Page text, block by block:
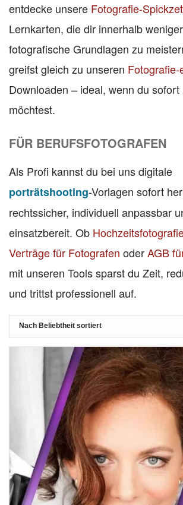
entdecke unsere Fotografie-
Lernkarten, die dir innerhalb
fotografische Grundlagen zu
greifst gleich zu unseren
Downloaden – ideal, wenn du sofort
möchtest.
FÜR BERUFSFOTOGRAFEN
Als Profi kannst du bei uns digitale
porträtshooting-Vorlagen sofort
rechtssicher, individuell anpassbar
einsatzbereit. Ob
Verträge für Fotografen oderAGB
mit unseren Tools sparst du Zeit,
und trittst professionell auf.